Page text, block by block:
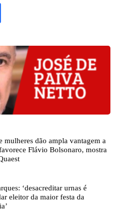
mulheres dão ampla vantagem a
Flávio Bolsonaro, mostra
‘desacreditar urnas é
eleitor da maior festa da